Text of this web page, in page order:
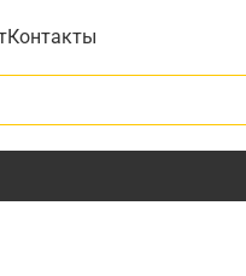
Контакты